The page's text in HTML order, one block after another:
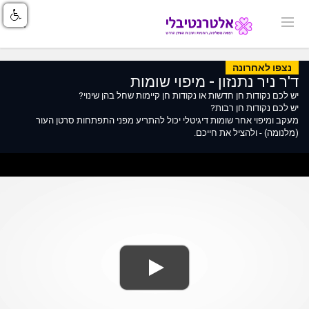
נצפו לאחרונה
ד'ר ניר נתנזון - מיפוי שומות
יש לכם נקודות חן חדשות או נקודות חן קיימות שחל בהן שינוי?
יש לכם נקודות חן רבות?
מעקב ומיפוי אחר שומות דיגיטלי יכול להתריע מפני התפתחות סרטן העור
(מלנומה) - ולהציל את חייכם.